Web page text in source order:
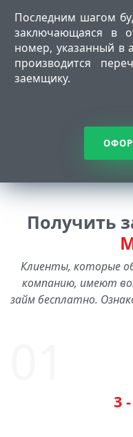
Последним шагом
заключающаяся в
номер, указанный в
производится
заемщику.
Получить
Клиенты, которые
компанию, имеют
займ бесплатно.
3